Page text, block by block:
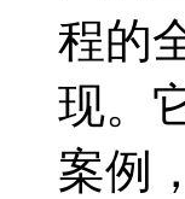
程的
现。
案例